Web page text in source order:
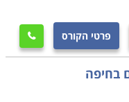
פרטי הקורס 
בחיפה